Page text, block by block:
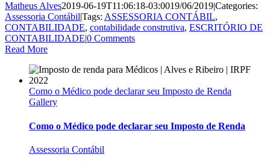
Matheus Alves2019-06-19T11:06:18-03:0019/06/2019Categories:
Assessoria ContábilTags: ASSESSORIA CONTÁBIL,
CONTABILIDADE, contabilidade construtiva, ESCRITÓRIO DE
CONTABILIDADE 0 Comments
Read More
Como o Médico pode declarar seu Imposto de Renda
Gallery
Como o Médico pode declarar seu Imposto de Renda
Assessoria Contábil